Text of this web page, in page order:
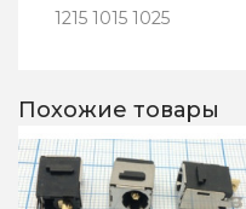
1215 1015 1025
Похожие товары